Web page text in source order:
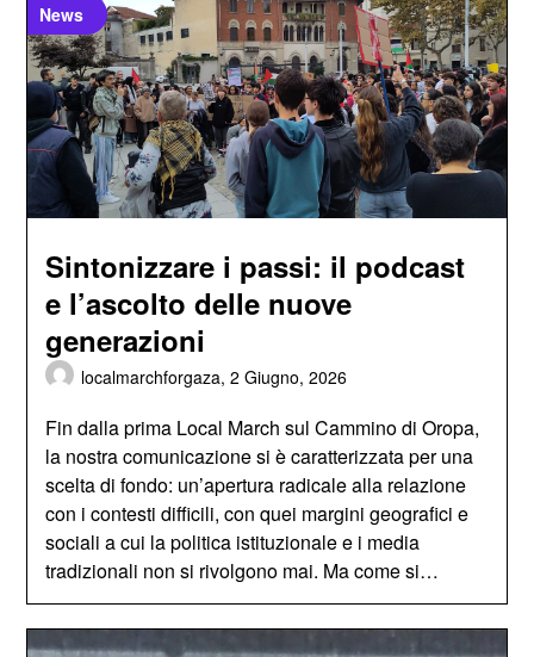
News
Sintonizzare i passi: il podcast
e l’ascolto delle nuove
generazioni
localmarchforgaza,2 Giugno, 2026
Fin dalla prima Local March sul Cammino di Oropa,
la nostra comunicazione si è caratterizzata per una
scelta di fondo: un’apertura radicale alla relazione
con i contesti difficili, con quei margini geografici e
sociali a cui la politica istituzionale e i media
tradizionali non si rivolgono mai. Ma come si…